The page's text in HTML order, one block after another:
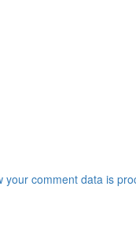
your comment data is